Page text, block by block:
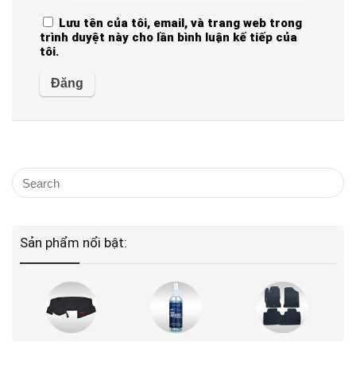
Lưu tên của tôi, email, và trang web trong
trình duyệt này cho lần bình luận kế tiếp của
tôi.
Sản phẩm nổi bật: